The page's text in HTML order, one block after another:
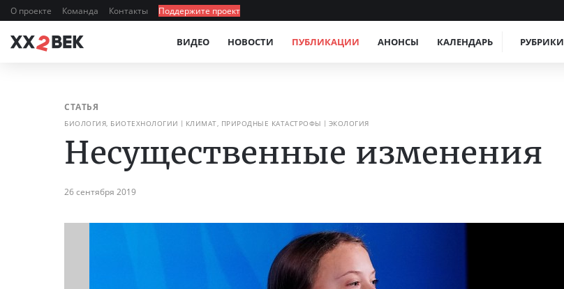
О проекте Команда Контакты Поддержите проект
ВИДЕО НОВОСТИ ПУБЛИКАЦИИ АНОНСЫ КАЛЕНДАРЬ РУБРИКИ
СТАТЬЯ
БИОЛОГИЯ, БИОТЕХНОЛОГИИ КЛИМАТ, ПРИРОДНЫЕ КАТАСТРОФЫ ЭКОЛОГИЯ
Несущественные изменения
26 сентября 2019